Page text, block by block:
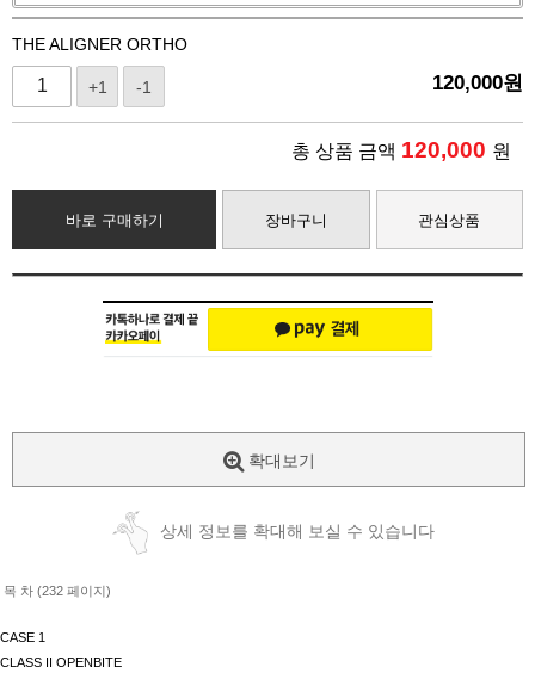
THE ALIGNER ORTHO
+1 -1 120,000원
총 상품 금액 120,000 원
바로 구매하기 장바구니 관심상품
확대보기
상세 정보를 확대해 보실 수 있습니다
목 차 (232 페이지)
CASE 1
CLASS II OPENBITE